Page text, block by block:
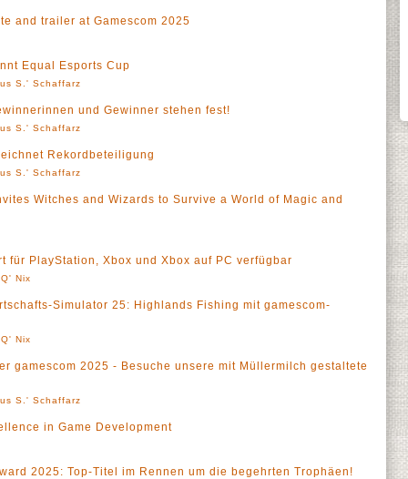
and trailer at Gamescom 2025
Equal Esports Cup
S.' Schaffarz
und Gewinner stehen fest!
S.' Schaffarz
Rekordbeteiligung
S.' Schaffarz
Witches and Wizards to Survive a World of Magic and
für PlayStation, Xbox und Xbox auf PC verfügbar
Nix
Simulator 25: Highlands Fishing mit gamescom-
Nix
gamescom 2025 - Besuche unsere mit Müllermilch gestaltete
S.' Schaffarz
in Game Development
2025: Top-Titel im Rennen um die begehrten Trophäen!